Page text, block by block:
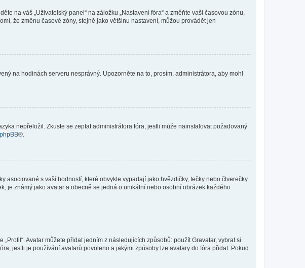
na váš „Uživatelský panel“ na záložku „Nastavení fóra“ a změňte vaši časovou zónu,
že změnu časové zóny, stejně jako většinu nastavení, můžou provádět jen
na hodinách serveru nesprávný. Upozorněte na to, prosím, administrátora, aby mohl
nepřeložil. Zkuste se zeptat administrátora fóra, jestli může nainstalovat požadovaný
phpBB®.
asociované s vaší hodností, které obvykle vypadají jako hvězdičky, tečky nebo čtverečky
je známý jako avatar a obecně se jedná o unikátní nebo osobní obrázek každého
Avatar můžete přidat jedním z následujících způsobů: použít Gravatar, vybrat si
jestli je používání avatarů povoleno a jakými způsoby lze avatary do fóra přidat. Pokud